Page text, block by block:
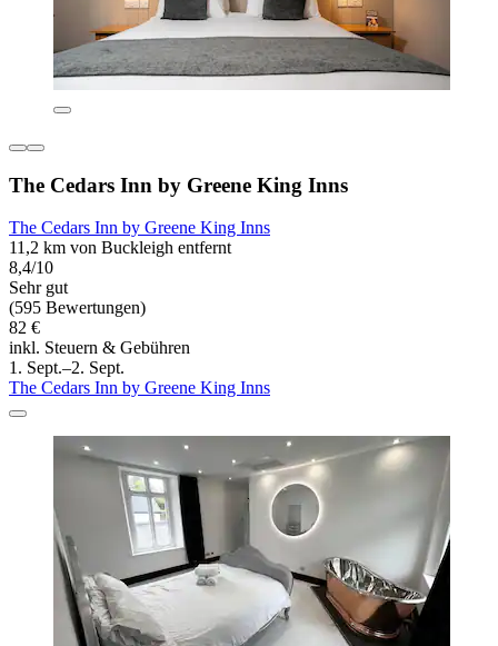
The Cedars Inn by Greene King Inns
The Cedars Inn by Greene King Inns
11,2 km von Buckleigh entfernt
8,4/10
Sehr gut
(595 Bewertungen)
82 €
inkl. Steuern & Gebühren
1. Sept.–2. Sept.
The Cedars Inn by Greene King Inns